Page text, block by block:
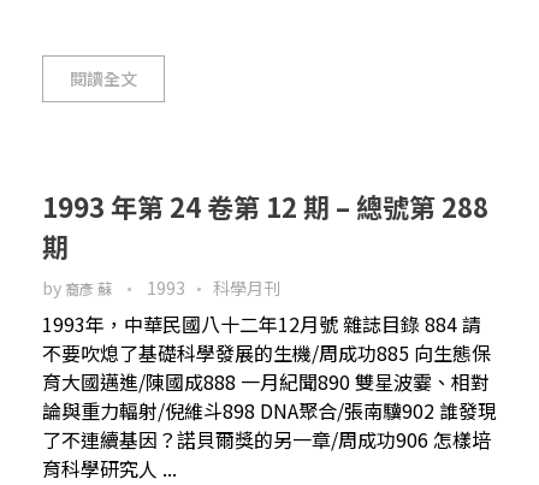
閱讀全文
1993 年第 24 卷第 12 期 – 總號第 288
期
by 裔彥 蘇 1993 科學月刊
1993年，中華民國八十二年12月號 雜誌目錄 884 請
不要吹熄了基礎科學發展的生機/周成功885 向生態保
育大國邁進/陳國成888 一月紀聞890 雙星波霎、相對
論與重力輻射/倪維斗898 DNA聚合/張南驥902 誰發現
了不連續基因？諾貝爾獎的另一章/周成功906 怎樣培
育科學研究人 ...